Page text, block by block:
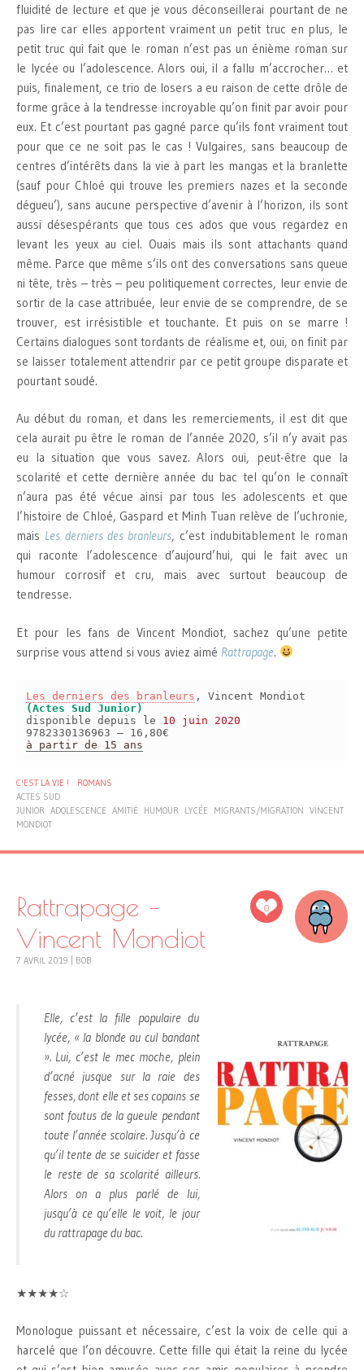
fluidité de lecture et que je vous déconseillerai pourtant de ne
pas lire car elles apportent vraiment un petit truc en plus, le
petit truc qui fait que le roman n’est pas un énième roman sur
le lycée ou l’adolescence. Alors oui, il a fallu m’accrocher… et
puis, finalement, ce trio de losers a eu raison de cette drôle de
forme grâce à la tendresse incroyable qu’on finit par avoir pour
eux. Et c’est pourtant pas gagné parce qu’ils font vraiment tout
pour que ce ne soit pas le cas ! Vulgaires, sans beaucoup de
centres d’intérêts dans la vie à part les mangas et la branlette
(sauf pour Chloé qui trouve les premiers nazes et la seconde
dégueu’), sans aucune perspective d’avenir à l’horizon, ils sont
aussi désespérants que tous ces ados que vous regardez en
levant les yeux au ciel. Ouais mais ils sont attachants quand
même. Parce que même s’ils ont des conversations sans queue
ni tête, très – très – peu politiquement correctes, leur envie de
sortir de la case attribuée, leur envie de se comprendre, de se
trouver, est irrésistible et touchante. Et puis on se marre !
Certains dialogues sont tordants de réalisme et, oui, on finit par
se laisser totalement attendrir par ce petit groupe disparate et
pourtant soudé.
Au début du roman, et dans les remerciements, il est dit que
cela aurait pu être le roman de l’année 2020, s’il n’y avait pas
eu la situation que vous savez. Alors oui, peut-être que la
scolarité et cette dernière année du bac tel qu’on le connaît
n’aura pas été vécue ainsi par tous les adolescents et que
l’histoire de Chloé, Gaspard et Minh Tuan relève de l’uchronie,
mais Les derniers des branleurs, c’est indubitablement le roman
qui raconte l’adolescence d’aujourd’hui, qui le fait avec un
humour corrosif et cru, mais avec surtout beaucoup de
tendresse.
Et pour les fans de Vincent Mondiot, sachez qu’une petite
surprise vous attend si vous aviez aimé Rattrapage.
Les derniers des branleurs , Vincent Mondiot
(Actes Sud Junior)
disponible depuis le 10 juin 2020
9782330136963 – 16,80€
à partir de 15 ans
C'EST LA VIE !
ROMANS
ACTES SUD
JUNIOR ADOLESCENCE AMITIÉ HUMOUR LYCÉE MIGRANTS/MIGRATION VINCENT
MONDIOT
0
Rattrapage –
Vincent Mondiot
7 AVRIL 2019 BOB
Elle, c’est la fille populaire du
lycée, « la blonde au cul bandant
». Lui, c’est le mec moche, plein
d’acné jusque sur la raie des
fesses, dont elle et ses copains se
sont foutus de la gueule pendant
toute l’année scolaire. Jusqu’à ce
qu’il tente de se suicider et fasse
le reste de sa scolarité ailleurs.
Alors on a plus parlé de lui,
jusqu’à ce qu’elle le voit, le jour
du rattrapage du bac.
★★★★☆
Monologue puissant et nécessaire, c’est la voix de celle qui a
harcelé que l’on découvre. Cette fille qui était la reine du lycée